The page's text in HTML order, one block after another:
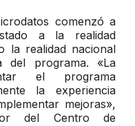
comenzó a
a la realidad
la realidad nacional
del programa. «La
el programa
la experiencia
mejoras»,
del Centro de